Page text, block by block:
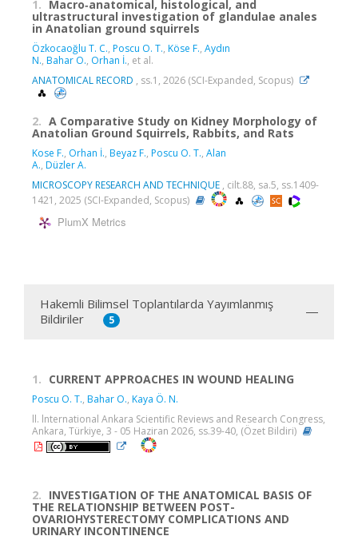
1. Macro‐anatomical, histological, and
ultrastructural investigation of glandulae anales
in Anatolian ground squirrels
Özkocaoğlu T. C., Poscu O. T., Köse F., Aydın
N., Bahar O., Orhan İ., et al.
ANATOMICAL RECORD , ss.1, 2026 (SCI-Expanded, Scopus)
2. A Comparative Study on Kidney Morphology of
Anatolian Ground Squirrels, Rabbits, and Rats
Kose F., Orhan İ., Beyaz F., Poscu O. T., Alan
A., Düzler A.
MICROSCOPY RESEARCH AND TECHNIQUE , cilt.88, sa.5, ss.1409-
1421, 2025 (SCI-Expanded, Scopus)
PlumX Metrics
Hakemli Bilimsel Toplantılarda Yayımlanmış
Bildiriler
5
1. CURRENT APPROACHES IN WOUND HEALING
Poscu O. T., Bahar O., Kaya Ö. N.
ll. lnternational Ankara Scientific Reviews and Research Congress,
Ankara, Türkiye, 3 - 05 Haziran 2026, ss.39-40, (Özet Bildiri)
2. INVESTIGATION OF THE ANATOMICAL BASIS OF
THE RELATIONSHIP BETWEEN POST-
OVARIOHYSTERECTOMY COMPLICATIONS AND
URINARY INCONTINENCE